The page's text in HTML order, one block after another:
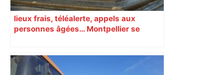
lieux frais, téléalerte, appels aux
personnes âgées… Montpellier se